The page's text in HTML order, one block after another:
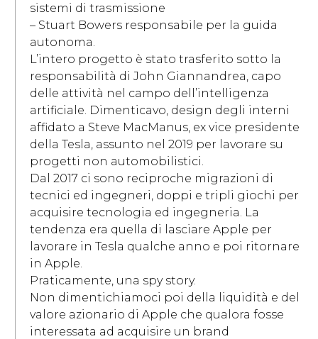
sistemi di trasmissione
– Stuart Bowers responsabile per la guida
autonoma.
L’intero progetto è stato trasferito sotto la
responsabilità di John Giannandrea, capo
delle attività nel campo dell’intelligenza
artificiale. Dimenticavo, design degli interni
affidato a Steve MacManus, ex vice presidente
della Tesla, assunto nel 2019 per lavorare su
progetti non automobilistici.
Dal 2017 ci sono reciproche migrazioni di
tecnici ed ingegneri, doppi e tripli giochi per
acquisire tecnologia ed ingegneria. La
tendenza era quella di lasciare Apple per
lavorare in Tesla qualche anno e poi ritornare
in Apple.
Praticamente, una spy story.
Non dimentichiamoci poi della liquidità e del
valore azionario di Apple che qualora fosse
interessata ad acquisire un brand